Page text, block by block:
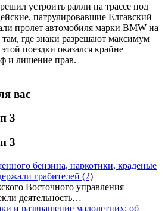
устроить ралли на трассе под
патрулировавшие Елгавский
пролет автомобиля марки BMW на
там, где знаки разрешают максимум
поездки оказался крайне
и лишение прав.
вас
3
3
бензина, наркотики, краденые
грабителей (2)
Восточного управления
деятельность…
и развращение малолетних: об